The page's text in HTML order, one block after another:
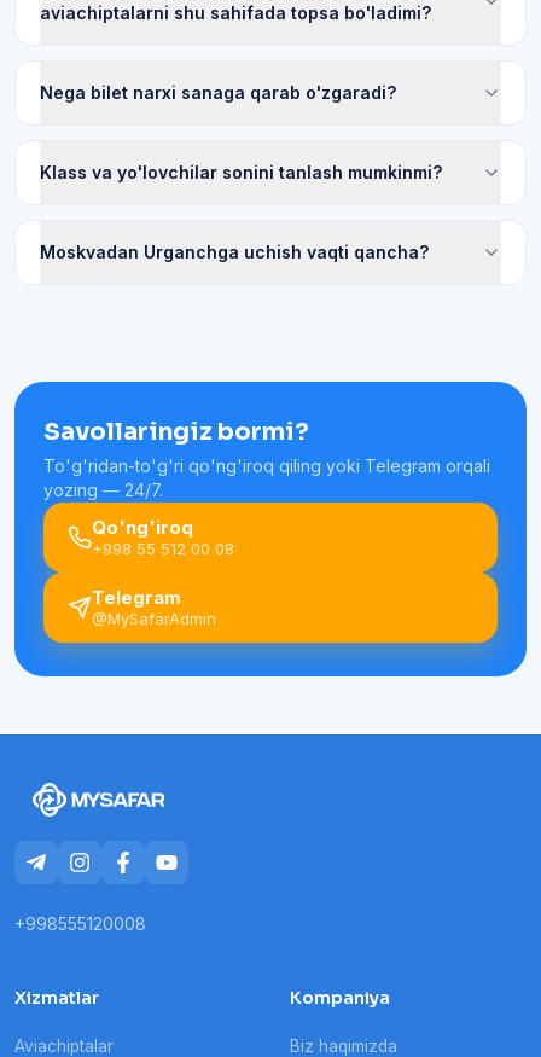
aviachiptalarni shu sahifada topsa bo'ladimi?
Nega bilet narxi sanaga qarab o'zgaradi?
Klass va yo'lovchilar sonini tanlash mumkinmi?
Moskvadan Urganchga uchish vaqti qancha?
Savollaringiz bormi?
To'g'ridan-to'g'ri qo'ng'iroq qiling yoki Telegram orqali
yozing — 24/7.
Qo'ng'iroq
+998 55 512 00 08
Telegram
@MySafarAdmin
+998555120008
Xizmatlar
Aviachiptalar
Kompaniya
Biz haqimizda